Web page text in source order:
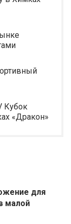
Кубок
«Дракон»
для
малой